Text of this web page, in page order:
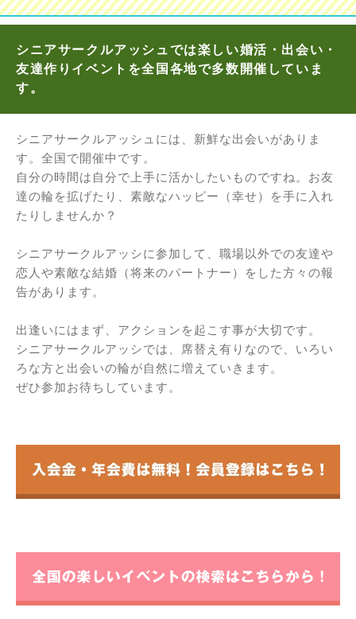
シニアサークルアッシュでは楽しい婚活・出会い・
友達作りイベントを全国各地で多数開催していま
す。
シニアサークルアッシュには、新鮮な出会いがありま
す。全国で開催中です。
自分の時間は自分で上手に活かしたいものですね。お友
達の輪を拡げたり、素敵なハッピー（幸せ）を手に入れ
たりしませんか？
シニアサークルアッシに参加して、職場以外での友達や
恋人や素敵な結婚（将来のパートナー）をした方々の報
告があります。
出逢いにはまず、アクションを起こす事が大切です。
シニアサークルアッシでは、席替え有りなので、いろい
ろな方と出会いの輪が自然に増えていきます。
ぜひ参加お待ちしています。